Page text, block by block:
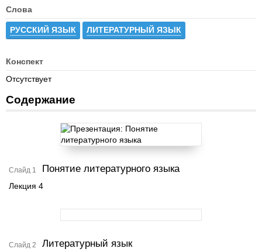
Слова
РУССКИЙ ЯЗЫК ЛИТЕРАТУРНЫЙ ЯЗЫК
Конспект
Отсутствует
Содержание
Слайд 1 Понятие литературного языка
Лекция 4
Слайд 2 Литературный язык